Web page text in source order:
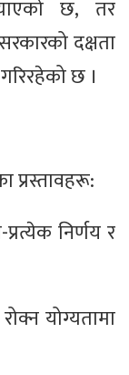
छ, तर
दक्षता
छ ।
प्रस्तावहरू:
निर्णय र
योग्यतामा